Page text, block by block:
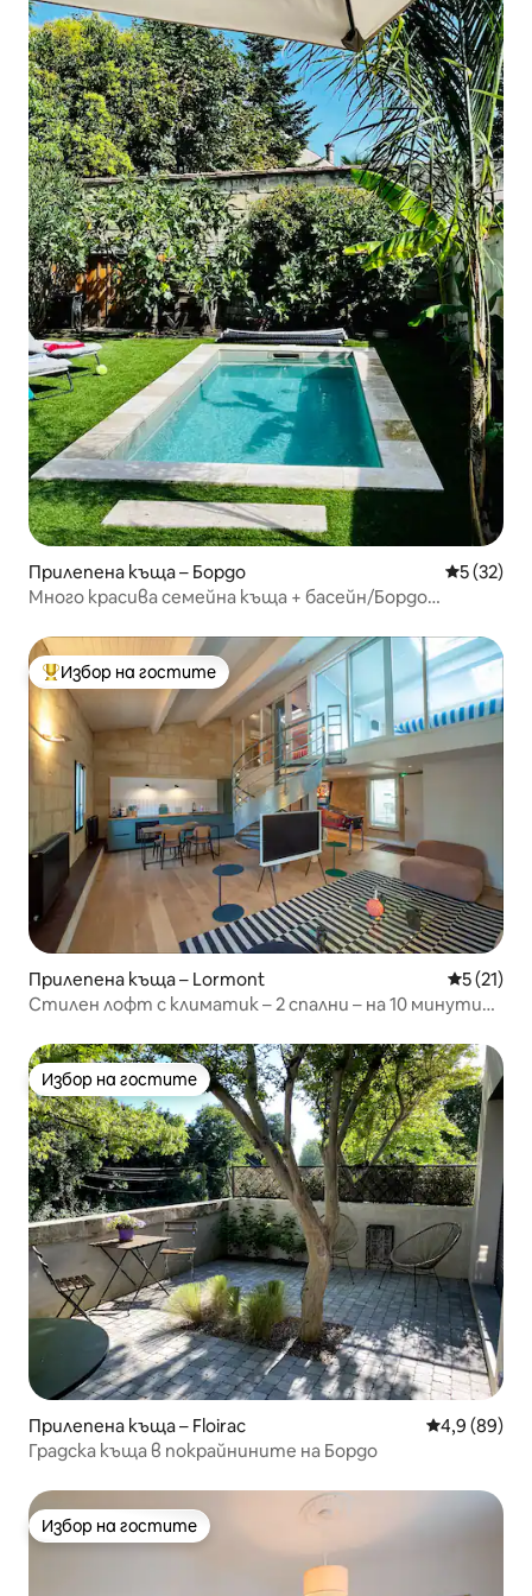
къщата: вземете трамвай C,
насочете "Ле Аубиерс" и спрете
"Място Пол Думер ". Директен
трамвай ще ви отведе от къщата
до Parc des Expositions . Можете да
наемете велосипеди на гара Vcub
или на кола на гара Bluecub. И двете
станции са много близо до къщата
ви. Мазето има отделен вход и
съдържа място за велосипеди или
мотопед, ако решите да наемете
такъв. Моля, обърнете внимание, че
по време на Коледа и Нова година
минималният престой е 5 дни.
Прилепена къща – Бордо Средна
5 (32)
Много красива семейна къща + басейн/Бордо
Най-популярен избор на гостите
Избор на гостите
Прилепена къща – Lormont Средна
5 (21)
Стилен лофт с климатик – 2 спални – на 10 минути
Избор на гостите
Избор на гостите
Прилепена къща – Floirac Средна
4,9 (89)
Градска къща в покрайнините на Бордо
Избор на гостите
Избор на гостите